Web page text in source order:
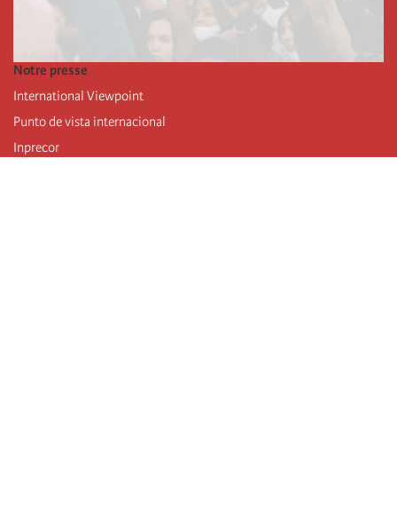
Notre presse
International Viewpoint
Punto de vista internacional
Inprecor